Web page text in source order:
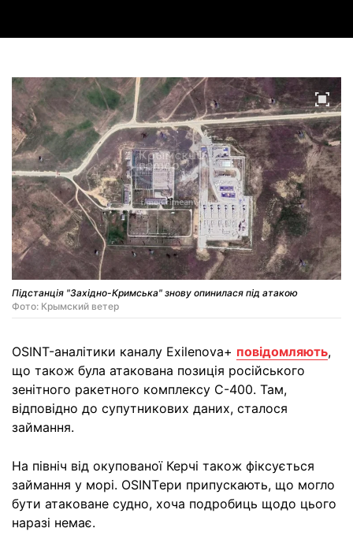
Підстанція "Західно-Кримська" знову опинилася під атакою
Фото: Крымский ветер
OSINT-аналітики каналу Exilenova+ повідомляють,
що також була атакована позиція російського
зенітного ракетного комплексу С-400. Там,
відповідно до супутникових даних, сталося
займання.
На північ від окупованої Керчі також фіксується
займання у морі. OSINTери припускають, що могло
бути атаковане судно, хоча подробиць щодо цього
наразі немає.